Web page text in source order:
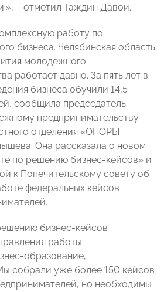
– отметил Таждин Давои.
работу по
бизнеса. Челябинская область
молодежного
работает давно. За пять лет в
бизнеса обучили 14,5
сообщила председатель
предпринимательству
отделения «ОПОРЫ
Она рассказала о новом
по решению бизнес-кейсов» и
к Попечительскому совету об
федеральных кейсов
бизнес-кейсов
работы:
образование,
собрали уже более 150 кейсов
но необходимы